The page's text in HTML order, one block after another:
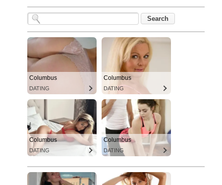
Columbus
DATING
Columbus
DATING
Columbus
DATING
Columbus
DATING